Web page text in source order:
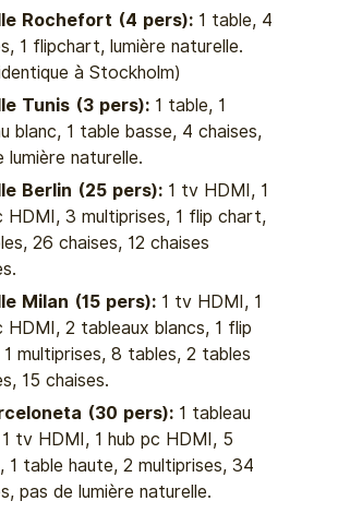
Rochefort (4 pers): 1 table, 4
1 flipchart, lumière naturelle.
à Stockholm)
Tunis (3 pers): 1 table, 1
blanc, 1 table basse, 4 chaises,
lumière naturelle.
Berlin (25 pers): 1 tv HDMI, 1
HDMI, 3 multiprises, 1 flip chart,
26 chaises, 12 chaises
Milan (15 pers): 1 tv HDMI, 1
HDMI, 2 tableaux blancs, 1 flip
multiprises, 8 tables, 2 tables
15 chaises.
(30 pers): 1 tableau
tv HDMI, 1 hub pc HDMI, 5
1 table haute, 2 multiprises, 34
pas de lumière naturelle.